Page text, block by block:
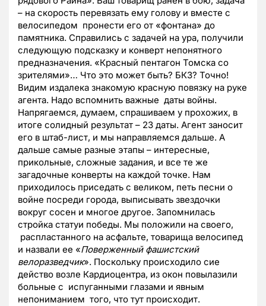
– на скорость перевязать ему голову и вместе с
велосипедом пронести его от «фонтана» до
памятника. Справились с задачей на ура, получили
следующую подсказку и конверт непонятного
предназначения. «Красный пентагон Томска со
зрителями»… Что это может быть? БКЗ? Точно!
Видим издалека знакомую красную повязку на руке
агента. Надо вспомнить важные даты войны.
Напрягаемся, думаем, спрашиваем у прохожих, в
итоге солидный результат – 23 даты. Агент заносит
его в штаб-лист, и мы направляемся дальше. А
дальше самые разные этапы – интересные,
прикольные, сложные задания, и все те же
загадочные конверты на каждой точке. Нам
приходилось приседать с великом, петь песни о
войне посреди города, выписывать звездочки
вокруг сосен и многое другое. Запомнилась
стройка статуи победы. Мы положили на своего,
распластанного на асфальте, товарища велосипед
и назвали ее «Поверженный фашистский
велоразведчик». Поскольку происходило сие
действо возле Кардиоцентра, из окон повылазили
больные с испуганными глазами и явным
непониманием того, что тут происходит.